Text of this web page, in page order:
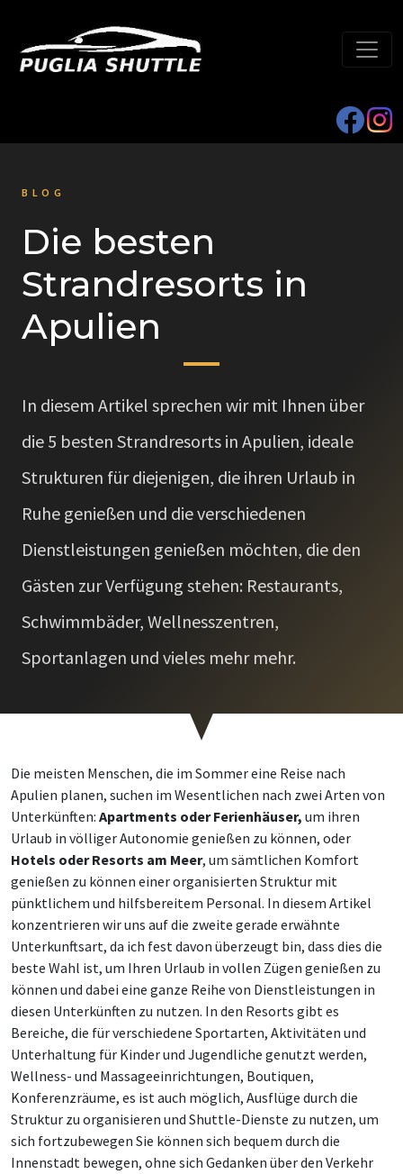
BLOG
Die besten
Strandresorts in
Apulien
In diesem Artikel sprechen wir mit Ihnen über
die 5 besten Strandresorts in Apulien, ideale
Strukturen für diejenigen, die ihren Urlaub in
Ruhe genießen und die verschiedenen
Dienstleistungen genießen möchten, die den
Gästen zur Verfügung stehen: Restaurants,
Schwimmbäder, Wellnesszentren,
Sportanlagen und vieles mehr mehr.
Die meisten Menschen, die im Sommer eine Reise nach
Apulien planen, suchen im Wesentlichen nach zwei Arten von
Unterkünften: Apartments oder Ferienhäuser, um ihren
Urlaub in völliger Autonomie genießen zu können, oder
Hotels oder Resorts am Meer, um sämtlichen Komfort
genießen zu können einer organisierten Struktur mit
pünktlichem und hilfsbereitem Personal. In diesem Artikel
konzentrieren wir uns auf die zweite gerade erwähnte
Unterkunftsart, da ich fest davon überzeugt bin, dass dies die
beste Wahl ist, um Ihren Urlaub in vollen Zügen genießen zu
können und dabei eine ganze Reihe von Dienstleistungen in
diesen Unterkünften zu nutzen. In den Resorts gibt es
Bereiche, die für verschiedene Sportarten, Aktivitäten und
Unterhaltung für Kinder und Jugendliche genutzt werden,
Wellness- und Massageeinrichtungen, Boutiquen,
Konferenzräume, es ist auch möglich, Ausflüge durch die
Struktur zu organisieren und Shuttle-Dienste zu nutzen, um
sich fortzubewegen Sie können sich bequem durch die
Innenstadt bewegen, ohne sich Gedanken über den Verkehr